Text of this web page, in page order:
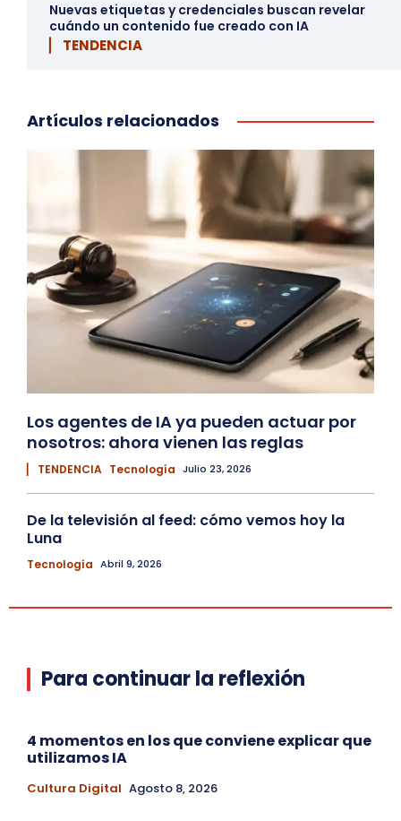
Nuevas etiquetas y credenciales buscan revelar
cuándo un contenido fue creado con IA
▏ TENDENCIA
Artículos relacionados
Los agentes de IA ya pueden actuar por
nosotros: ahora vienen las reglas
▏ TENDENCIA Tecnología Julio 23, 2026
De la televisión al feed: cómo vemos hoy la
Luna
Tecnología Abril 9, 2026
Para continuar la reflexión
4 momentos en los que conviene explicar que
utilizamos IA
Cultura Digital Agosto 8, 2026